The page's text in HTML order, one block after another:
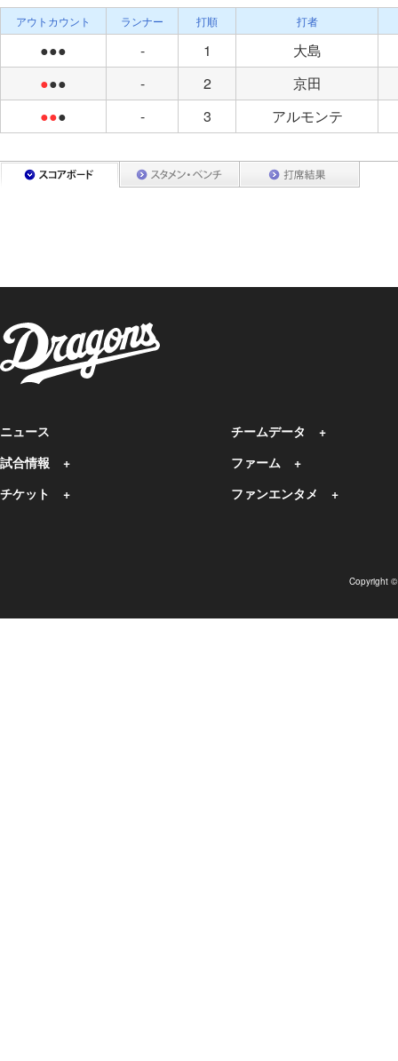
アウトカウント ランナー 打順 打者
●●● - 1
大島
●●● - 2
京田
●●● - 3 アルモンテ
ニュース
試合情報
チケット
チームデータ
ファーム
ファンエンタメ
Copyright